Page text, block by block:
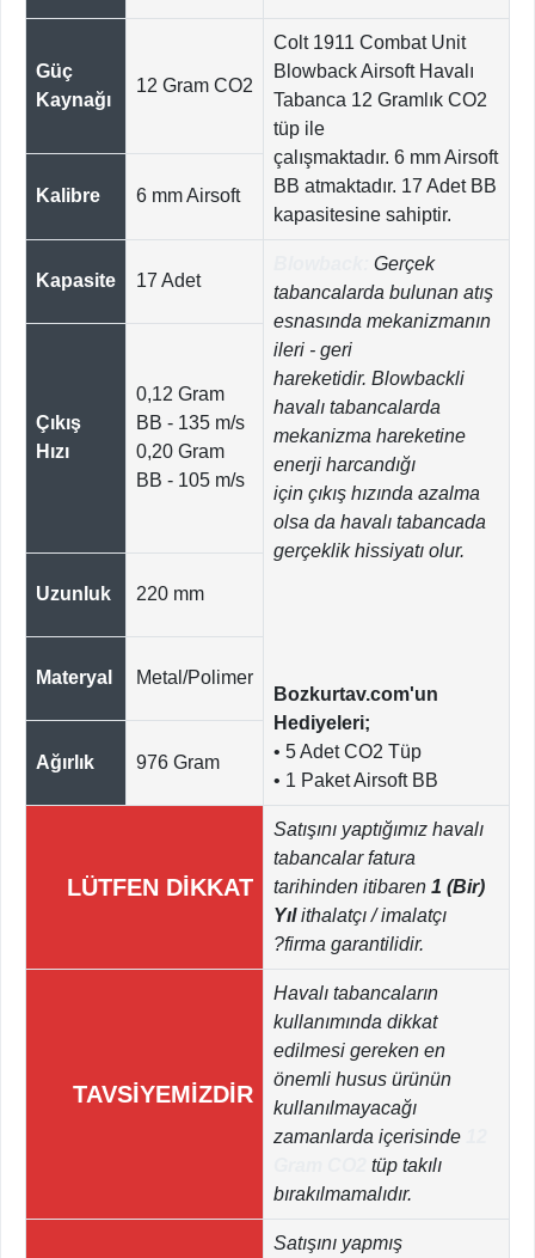
Güç
Kaynağı
12 Gram CO2
Colt 1911 Combat Unit
Blowback Airsoft Havalı
Tabanca 12 Gramlık CO2
tüp ile
çalışmaktadır. 6 mm Airsoft
BB atmaktadır. 17 Adet BB
kapasitesine sahiptir.
Kalibre 6 mm Airsoft
Kapasite 17 Adet
Gerçek
tabancalarda bulunan atış
esnasında mekanizmanın
ileri - geri
hareketidir. Blowbackli
havalı tabancalarda
mekanizma hareketine
enerji harcandığı
için çıkış hızında azalma
olsa da havalı tabancada
gerçeklik hissiyatı olur.
Bozkurtav.com'un
Hediyeleri;
• 5 Adet CO2 Tüp
• 1 Paket Airsoft BB
Çıkış
Hızı
0,12 Gram
BB - 135 m/s
0,20 Gram
BB - 105 m/s
Uzunluk 220 mm
Materyal Metal/Polimer
Ağırlık 976 Gram
LÜTFEN DİKKAT
Satışını yaptığımız havalı
tabancalar fatura
tarihinden itibaren 1 (Bir)
Yılithalatçı / imalatçı
?firma garantilidir.
TAVSİYEMİZDİR
Havalı tabancaların
kullanımında dikkat
edilmesi gereken en
önemli husus ürünün
kullanılmayacağı
zamanlarda içerisinde
tüp takılı
bırakılmamalıdır.
Satışını yapmış